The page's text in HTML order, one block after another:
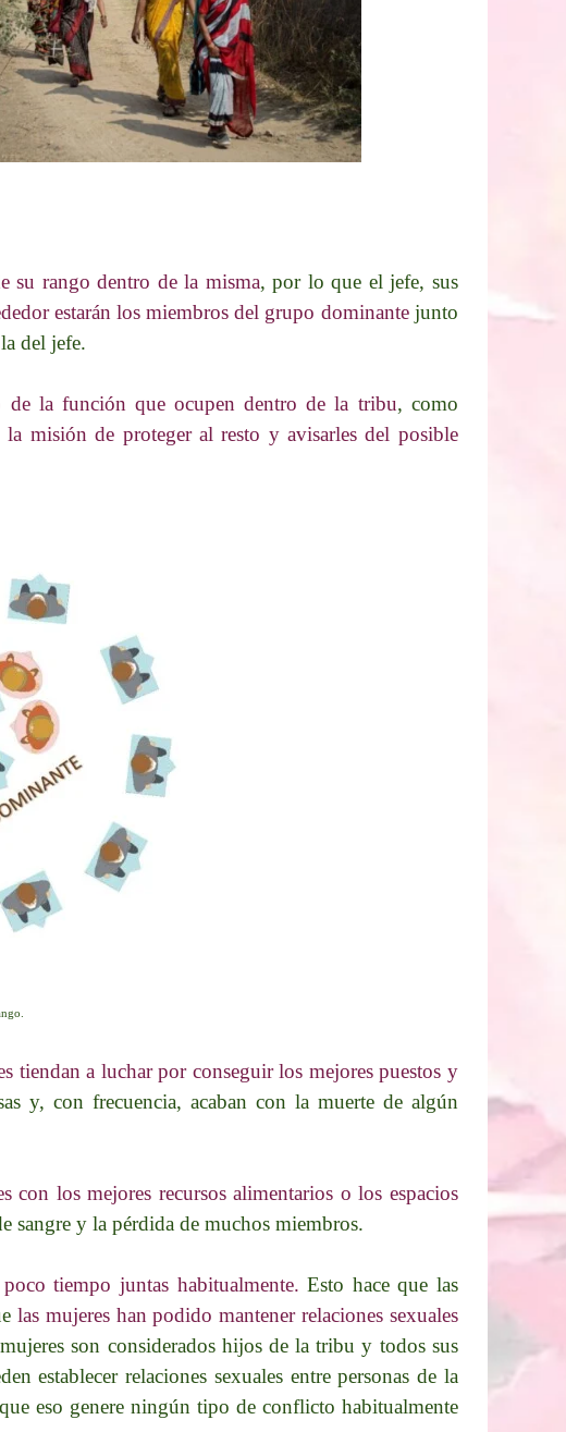
su rango dentro de la misma, por lo que el jefe, sus
estarán los miembros del grupo dominantejunto
del jefe.
de la función que ocupen dentro de la tribu, como
misión de proteger al resto y avisarles del posible
tiendan a luchar por conseguir los mejores puestos y
y, con frecuencia, acaban con la muerte de algún
con los mejores recursos alimentarios o los espacios
sangre y la pérdida de muchos miembros.
poco tiempo juntas habitualmente.Esto hace que las
las mujeres han podido mantener relaciones sexuales
son considerados hijos de la tribu y todos sus
establecer relaciones sexuales entre personas de la
eso genere ningún tipo de conflicto habitualmente